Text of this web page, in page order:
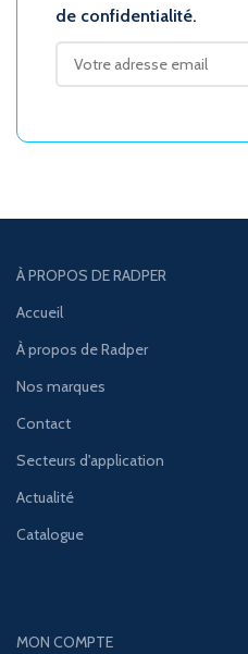
de confidentialité.
À PROPOS DE RADPER
Accueil
À propos de Radper
Nos marques
Contact
Secteurs d'application
Actualité
Catalogue
MON COMPTE